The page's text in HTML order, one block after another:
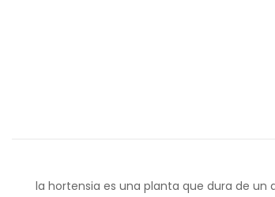
la hortensia es una planta que dura de un